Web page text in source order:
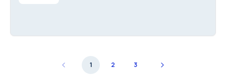
1 2 3